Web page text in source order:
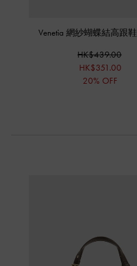
Venetia 網紗蝴蝶結高跟鞋
HK$439.00
HK$351.00
20% OFF